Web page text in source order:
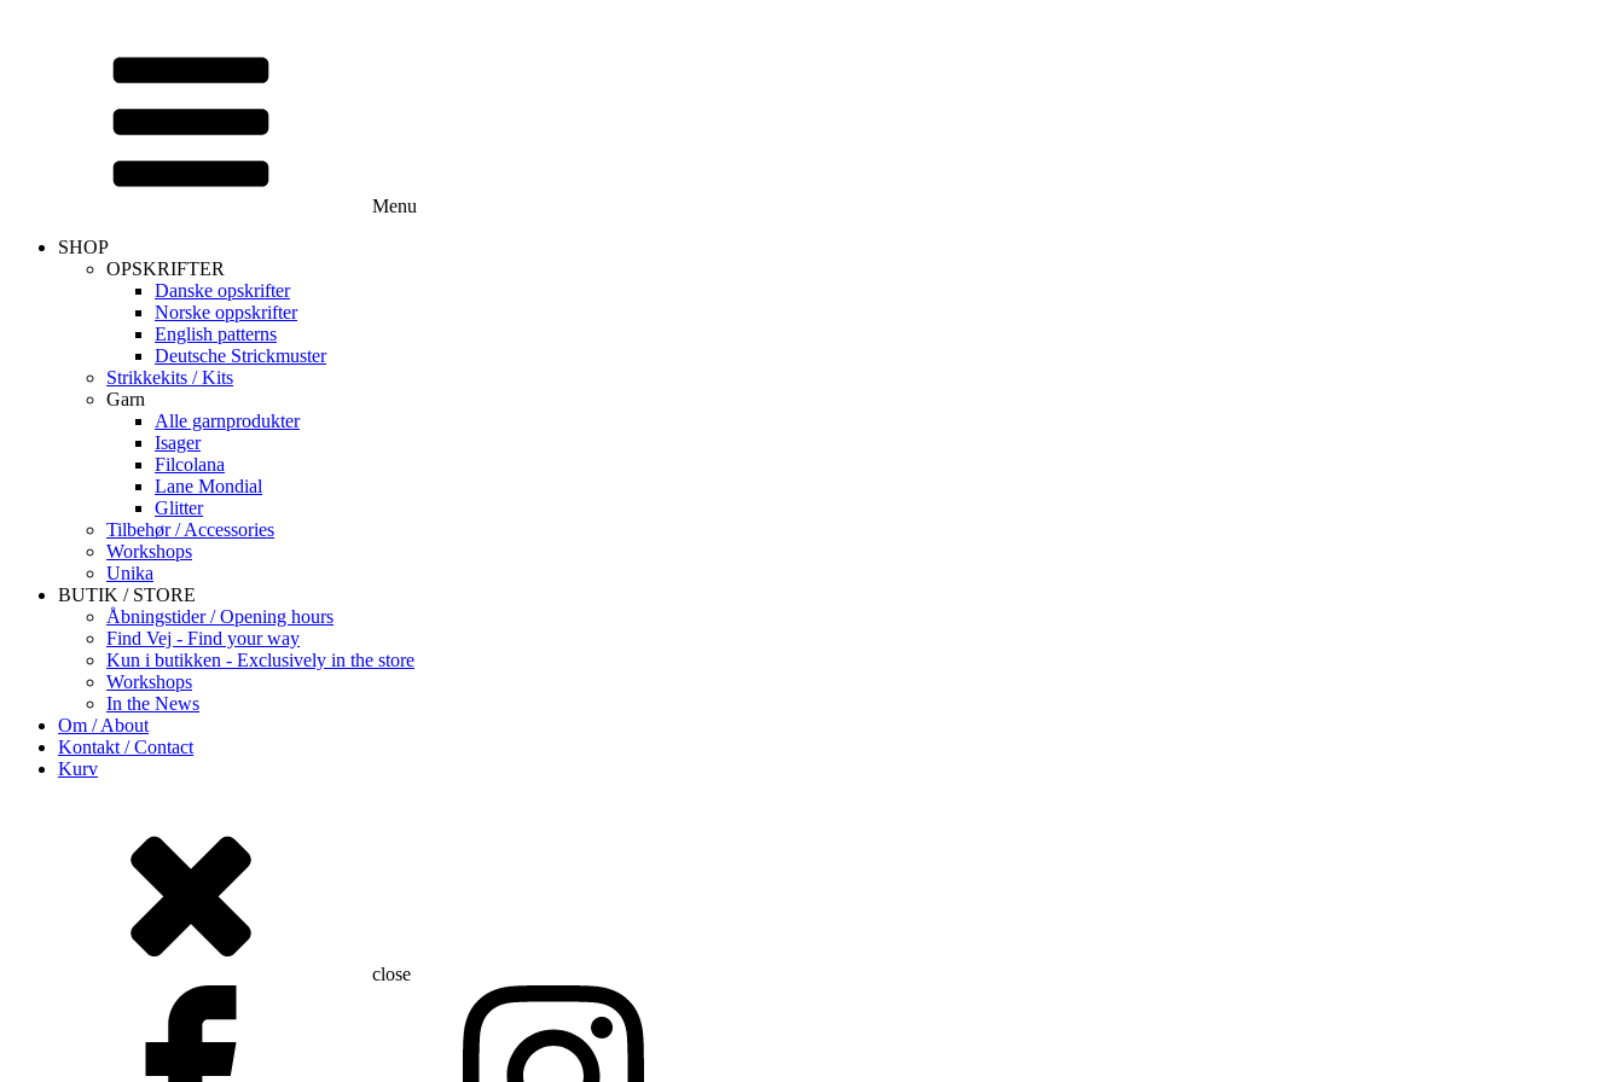
Menu
SHOP
OPSKRIFTER
Danske opskrifter
Norske oppskrifter
English patterns
Deutsche Strickmuster
Strikkekits / Kits
Garn
Alle garnprodukter
Isager
Filcolana
Lane Mondial
Glitter
Tilbehør / Accessories
Workshops
Unika
BUTIK / STORE
Åbningstider / Opening hours
Find Vej - Find your way
Kun i butikken - Exclusively in the store
Workshops
In the News
Om / About
Kontakt / Contact
Kurv
close